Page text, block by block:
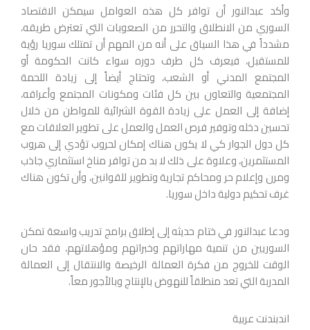
وأكد عبدالنور أن توافر كل هذه العوامل سيمكن الاقتصاد
السوري من الانطلاق والتحرر من الصعوبات التي تعترض طريقه،
مشدداً في هذا السياق على أنه من المهم أن تمتلك سوريا رؤية
للمستقبل، فيعرف كل طرف دوره سواء كانت الحكومة أو
المجتمع المدني أو الشعب، وتحتاج أيضاً إلى زيادة اللحمة
المجتمعية والتعاون بين كل فئات ومكونات المجتمع وأعراقه،
إضافة إلى العمل على زيادة القوة الشرائية للمواطن من خلال
تحسين دخله وتوفير فرص العمل والعمل على تطوير العلاقات مع
كل دول الجوار كي لا يكون هناك إمكان لحروب تؤدي إلى هروب
المستثمرين، وعلاوة على ذلك لا بد من توافر مناخ استثماري جاذب
ومرن وإعلام حر ومحاكم تجارية وتطوير للقوانين، وأن تكون هناك
غرف تحكيم دولية داخل سوريا.
ودعا عبدالنور في ختام حديثه إلى إطلاق برامج تدريب واسعة تمكن
السوريين من تنمية مهاراتهم وخبراتهم ومؤهلاتهم، فقد حان
الوقت للخروج من فكرة العمالة الرخيصة والانتقال إلى العمالة
المدربة التي تعد منطلقاً للنهوض بالإنتاج وبالأجور معاً.
اندبندنت عربية